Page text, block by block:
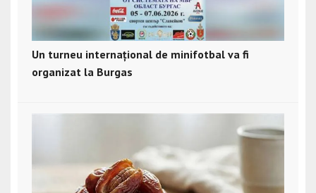
Un turneu internațional de minifotbal va fi
organizat la Burgas